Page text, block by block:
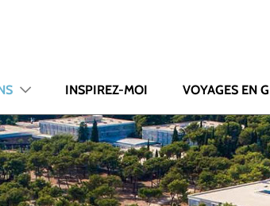
INSPIREZ-MOI VOYAGES EN